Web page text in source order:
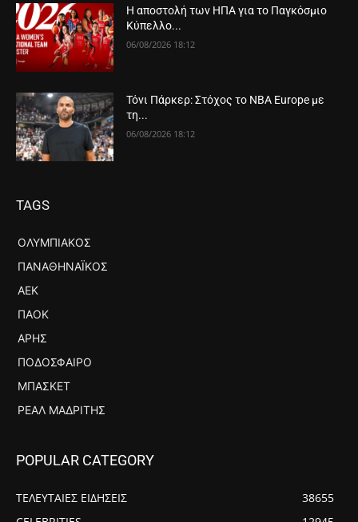
Η αποστολή των ΗΠΑ για το Παγκόσμιο
Κύπελλο...
06/08/2026 18:12
Τόνι Πάρκερ: Στόχος το NBA Europe με
τη...
06/08/2026 18:12
TAGS
ΟΛΥΜΠΙΑΚΌΣ
ΠΑΝΑΘΗΝΑΪΚΌΣ
ΑΕΚ
ΠΑΟΚ
ΆΡΗΣ
ΠΟΔΌΣΦΑΙΡΟ
ΜΠΆΣΚΕΤ
ΡΕΆΛ ΜΑΔΡΊΤΗΣ
POPULAR CATEGORY
ΤΕΛΕΥΤΑΙΕΣ ΕΙΔΗΣΕΙΣ
38655